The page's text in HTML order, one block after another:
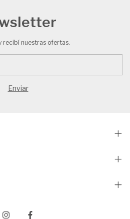
recibí nuestras ofertas.